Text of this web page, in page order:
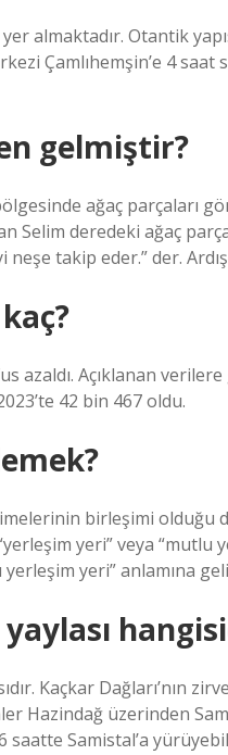
almaktadır. Otantik
Çamlıhemşin’e 4
gelmiştir?
ağaç parçaları
Selim deredeki ağaç
neşe takip eder.” der.
azaldı. Açıklanan
42 bin 467 oldu.
birleşimi olduğu
yeri” veya
yeri” anlamına
Kaçkar Dağları’nın
Hazindağ üzerinden
saatte Samistal’a